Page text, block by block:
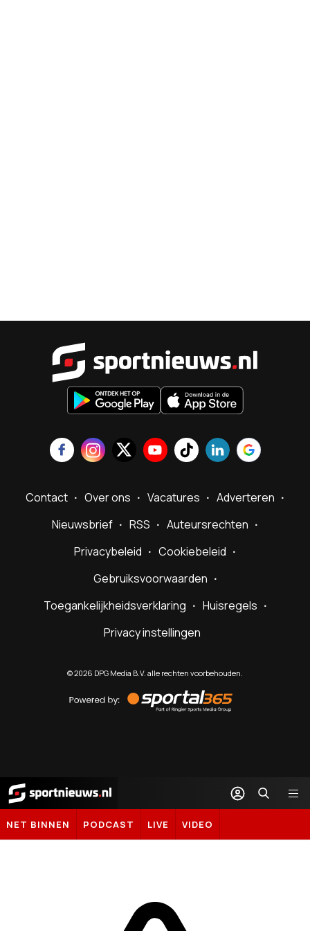
Contact Over ons Vacatures
Adverteren
Nieuwsbrief
RSS
Auteursrechten
Privacybeleid
Cookiebeleid
Gebruiksvoorwaarden
Toegankelijkheidsverklaring
Huisregels
Privacy instellingen
©2026 DPG Media B.V. alle rechten voorbehouden.
by
Sportal365
Sportnieuws.nl
NET BINNEN PODCAST LIVE VIDEO